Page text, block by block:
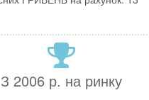
З 2006 р. на ринку